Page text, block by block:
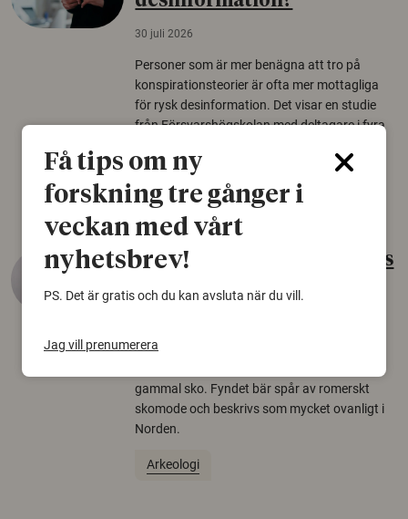
30 juli 2026
Personer som är mer benägna att tro på
konspirationsteorier är ofta mer mottagliga
för rysk desinformation. Det visar en studie
från Försvarshögskolan med deltagare i fyra
Säkerhetspolitik
Gammalt skinn var Sveriges
Det som arkeologer länge trodde var en
gammal sko. Fyndet bär spår av romerskt
skomode och beskrivs som mycket ovanligt i
Norden.
Arkeologi
Få tips om ny
forskning tre gånger i
veckan med vårt
nyhetsbrev!
PS. Det är gratis och du kan avsluta när du vill.
Jag vill prenumerera